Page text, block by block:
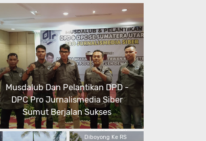
Plt Ketua DPD PJS Sumut
Tetapkan Pelaksanaan Musdalub 7
Februari 2024
Korban Ledakan
Diboyong Ke RS